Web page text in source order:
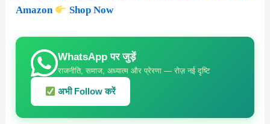
Amazon
Shop Now
WhatsApp पर जुड़ें
राजनीति, समाज, अध्यात्म और प्रेरणा — रोज़ नई दृष्टि
अभी Follow करें